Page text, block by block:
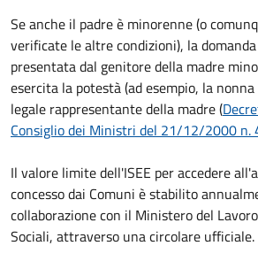
Se anche il padre è minorenne (o
verificate le altre condizioni), la
presentata dal genitore della madre
esercita la potestà (ad esempio, la
legale rappresentante della madre (
Consiglio dei Ministri del 21/12/2000 n.
Il valore limite dell'ISEE per accedere
concesso dai Comuni è stabilito
collaborazione con il Ministero del
Sociali, attraverso una circolare ufficiale.